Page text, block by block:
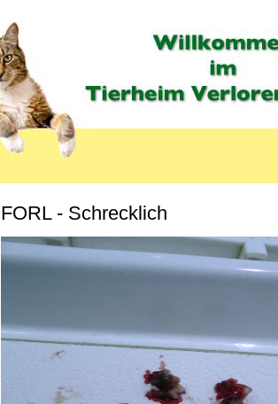
FORL - Schrecklich